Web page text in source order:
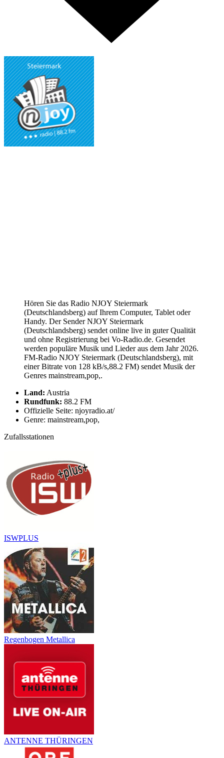
Hören Sie das Radio NJOY Steiermark
(Deutschlandsberg) auf Ihrem Computer, Tablet oder
Handy. Der Sender NJOY Steiermark
(Deutschlandsberg) sendet online live in guter Qualität
und ohne Registrierung bei Vo-Radio.de. Gesendet
werden populäre Musik und Lieder aus dem Jahr 2026.
FM-Radio NJOY Steiermark (Deutschlandsberg), mit
einer Bitrate von 128 kB/s,88.2 FM) sendet Musik der
Genres mainstream,pop,.
Land: Austria
Rundfunk: 88.2 FM
Offizielle Seite: njoyradio.at/
Genre: mainstream,pop,
Zufallsstationen
ISWPLUS
Regenbogen Metallica
ANTENNE THÜRINGEN